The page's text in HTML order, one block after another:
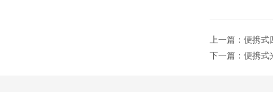
上一篇： 便携式
下一篇： 便携式